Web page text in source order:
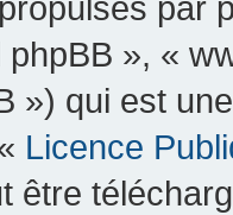
», «
») qui est
Licence
être